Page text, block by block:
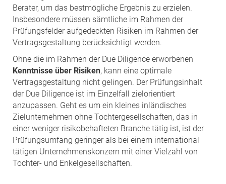
Berater, um das bestmögliche Ergebnis zu erzielen.
Insbesondere müssen sämtliche im Rahmen der
Prüfungsfelder aufgedeckten Risiken im Rahmen der
Vertragsgestaltung berücksichtigt werden.
Ohne die im Rahmen der Due Diligence erworbenen
Kenntnisse über Risiken, kann eine optimale
Vertragsgestaltung nicht gelingen. Der Prüfungsinhalt
der Due Diligence ist im Einzelfall zielorientiert
anzupassen. Geht es um ein kleines inländisches
Zielunternehmen ohne Tochtergesellschaften, das in
einer weniger risikobehafteten Branche tätig ist, ist der
Prüfungsumfang geringer als bei einem international
tätigen Unternehmenskonzern mit einer Vielzahl von
Tochter- und Enkelgesellschaften.